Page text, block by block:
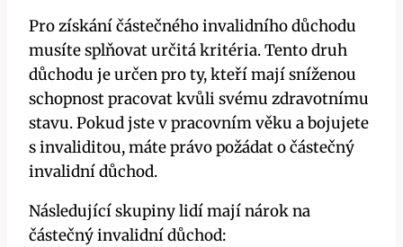
Pro získání částečného invalidního důchodu
musíte splňovat určitá kritéria. Tento druh
důchodu je určen pro ty, kteří mají sníženou
schopnost pracovat kvůli svému zdravotnímu
stavu. Pokud jste v pracovním věku a bojujete
s invaliditou, máte právo požádat o částečný
invalidní důchod.
Následující skupiny lidí mají nárok na
částečný invalidní důchod: